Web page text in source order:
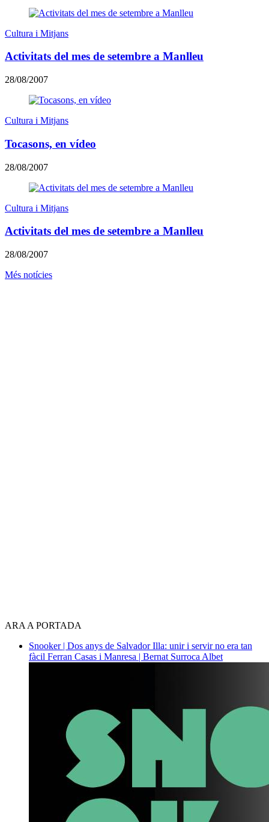
Cultura i Mitjans
Activitats del mes de setembre a Manlleu
28/08/2007
Cultura i Mitjans
Tocasons, en vídeo
28/08/2007
Cultura i Mitjans
Activitats del mes de setembre a Manlleu
28/08/2007
Més notícies
ARA A PORTADA
Snooker | Dos anys de Salvador Illa: unir i servir no era tan
fàcil Ferran Casas i Manresa | Bernat Surroca Albet